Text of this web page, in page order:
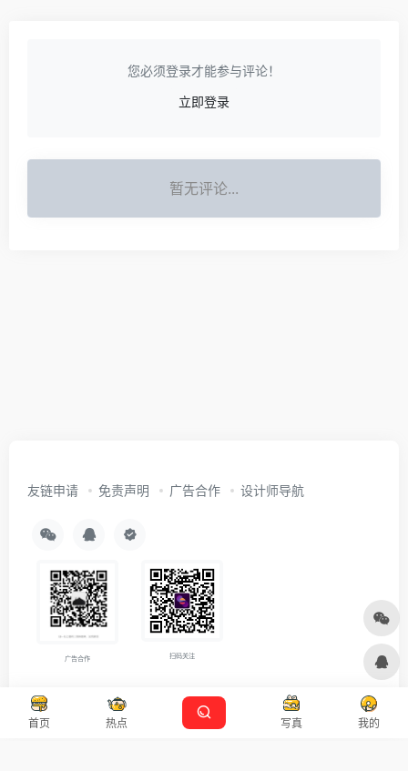
您必须登录才能参与评论！
立即登录
暂无评论...
首页 热点 写真 我的
友链申请 免责声明 广告合作 设计师导航
广告合作 扫码关注
Copyright © 2026沪ICP备2021007899号-5 Designed by 设计资源